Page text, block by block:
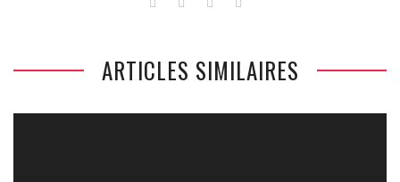
ARTICLES SIMILAIRES